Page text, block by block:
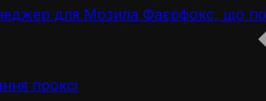
для Мозила Фаєрфокс, що
проксі